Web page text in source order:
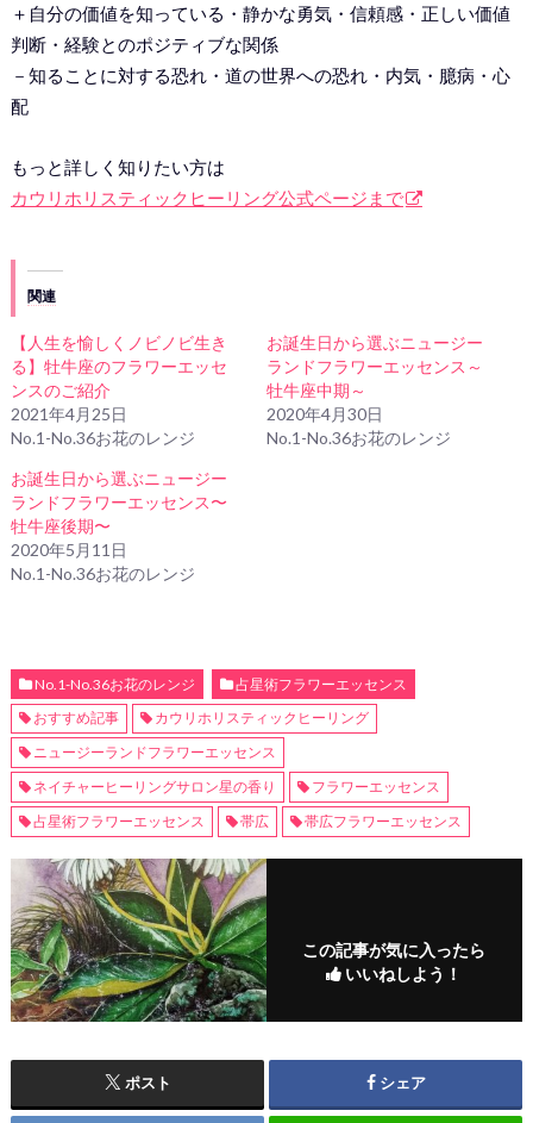
＋自分の価値を知っている・静かな勇気・信頼感・正しい価値
判断・経験とのポジティブな関係
－知ることに対する恐れ・道の世界への恐れ・内気・臆病・心
配
もっと詳しく知りたい方は
カウリホリスティックヒーリング公式ページまで
関連
【人生を愉しくノビノビ生き
る】牡牛座のフラワーエッセ
ンスのご紹介
2021年4月25日
No.1-No.36お花のレンジ
お誕生日から選ぶニュージー
ランドフラワーエッセンス～
牡牛座中期～
2020年4月30日
No.1-No.36お花のレンジ
お誕生日から選ぶニュージー
ランドフラワーエッセンス〜
牡牛座後期〜
2020年5月11日
No.1-No.36お花のレンジ
No.1-No.36お花のレンジ
占星術フラワーエッセンス
おすすめ記事
カウリホリスティックヒーリング
ニュージーランドフラワーエッセンス
ネイチャーヒーリングサロン星の香り
フラワーエッセンス
占星術フラワーエッセンス
帯広 帯広フラワーエッセンス
この記事が気に入ったら
いいねしよう！
ポスト シェア